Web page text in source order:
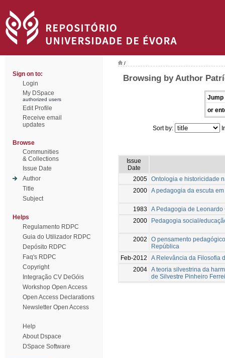
Sign on to:
Login
My DSpace
authorized users
Edit Profile
Receive email
updates
Browse
Communities
& Collections
Issue Date
Author
Title
Subject
Helps
Regulamento RDPC
Guia do Utilizador RDPC
Depósito RDPC
Faq's RDPC
Copyright
Integração CV DeGóis
Workshop Open Access
Open Access Declarations
Newsletter Open Access
Help
About Dspace
DSpace Software
/
Browsing by Author
Jump
or
Sort by:
Issue
Date
2005 Ontologia e historicidade
2000 A pedagogia da escuta
1983
A Pedagogia de Leonardo
2000
Pedagogia social/
2002
O pensamento
República
Feb-2012
A Relevância da Filosofia
2004 A teoria silvestrina da
de Silvestre Pinheiro